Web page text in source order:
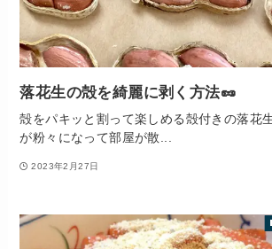
落花生の殻を綺麗に剥く方法🥜
殻をパキッと割って楽しめる殻付きの落花
が粉々になって部屋が散...
2023年2月27日